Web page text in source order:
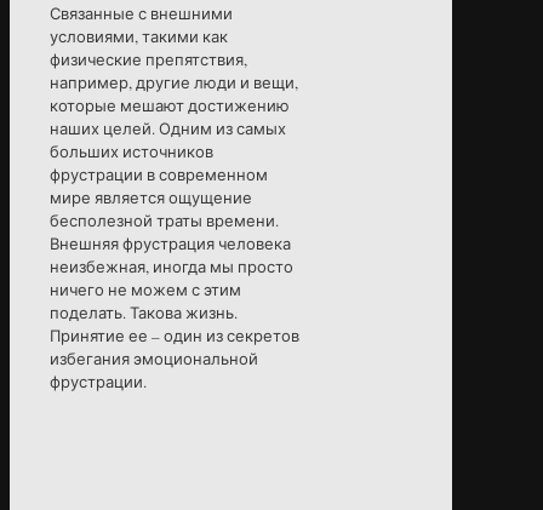
Связанные с внешними
условиями, такими как
физические препятствия,
например, другие люди и вещи,
которые мешают достижению
наших целей. Одним из самых
больших источников
фрустрации в современном
мире является ощущение
бесполезной траты времени.
Внешняя фрустрация человека
неизбежная, иногда мы просто
ничего не можем с этим
поделать. Такова жизнь.
Принятие ее – один из секретов
избегания эмоциональной
фрустрации.